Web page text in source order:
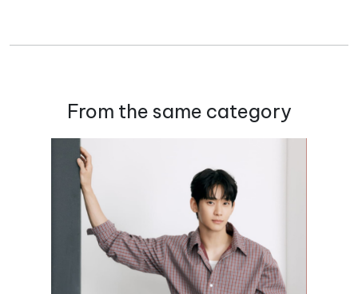
From the same category